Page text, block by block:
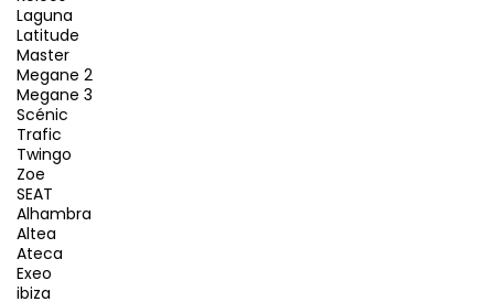
Laguna
Latitude
Master
Megane 2
Megane 3
Scénic
Trafic
Twingo
Zoe
SEAT
Alhambra
Altea
Ateca
Exeo
ibiza